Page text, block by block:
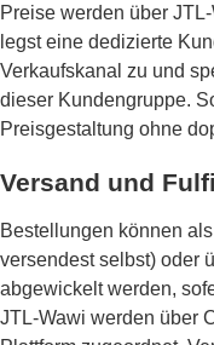
Preise werden über
legst eine dedizierte
Verkaufskanal zu und
dieser Kundengruppe.
Preisgestaltung ohne
Versand und
Bestellungen können
versendest selbst) oder
abgewickelt werden,
JTL-Wawi werden über